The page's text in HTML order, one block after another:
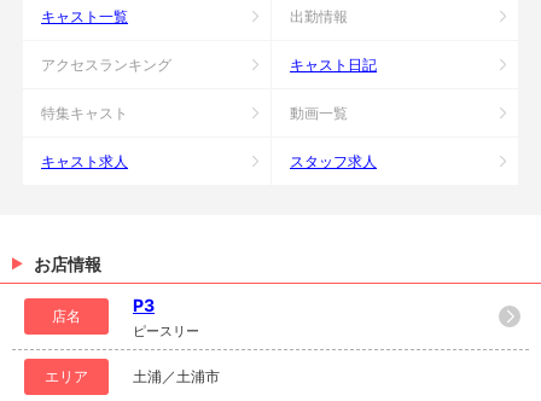
キャスト一覧 出勤情報
アクセスランキング キャスト日記
特集キャスト 動画一覧
キャスト求人 スタッフ求人
お店情報
店名
P3
ピースリー
エリア 土浦／土浦市